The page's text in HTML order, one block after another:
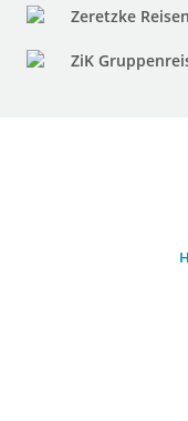
Zeretzke
ZiK